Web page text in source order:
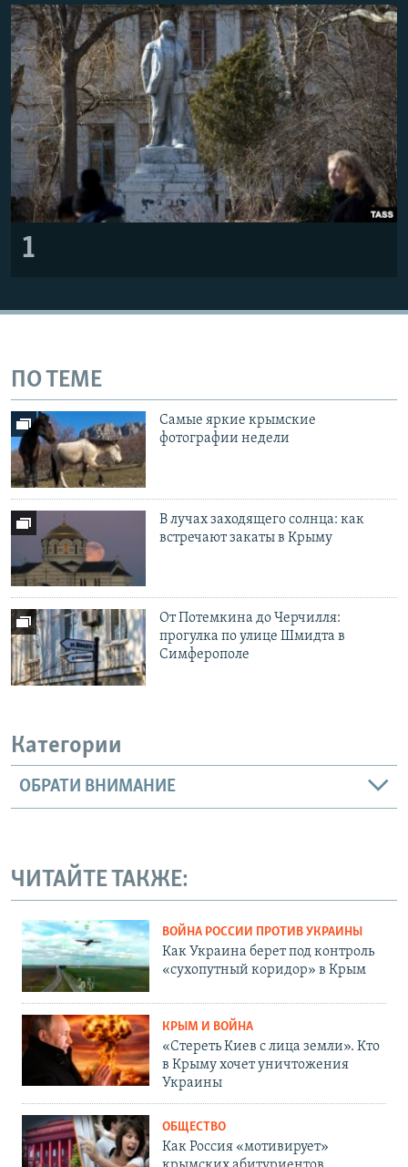
ПОБЕДИТЕЛЕЙ НЕ СУДЯТ?
КРЫМ.НЕПОКОРЕННЫЙ
ELIFBE
УКРАИНСКАЯ ПРОБЛЕМА КРЫМА
ПРИСОЕДИНЯЙТЕСЬ!
Все сайты RFE/RL
1
ПО ТЕМЕ
Самые яркие крымские
фотографии недели
В лучах заходящего солнца: как
встречают закаты в Крыму
От Потемкина до Черчилля:
прогулка по улице Шмидта в
Симферополе
Категории
ОБРАТИ ВНИМАНИЕ
ЧИТАЙТЕ ТАКЖЕ:
ВОЙНА РОССИИ ПРОТИВ УКРАИНЫ
Как Украина берет под контроль
«сухопутный коридор» в Крым
КРЫМ И ВОЙНА
«Стереть Киев с лица земли». Кто
в Крыму хочет уничтожения
Украины
ОБЩЕСТВО
Как Россия «мотивирует»